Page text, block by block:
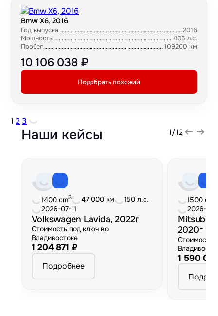
Bmw X6, 2016
Год выпуска
2016
Мощность
403 л.с.
Пробег
109200 км
10 106 038 ₽
Подобрать похожий
1 2 3
Наши кейсы 1/12
1400 cm3 47 000 км
150 л.с.
2026-07-11
Volkswagen Lavida, 2022г
Стоимость под ключ во
Владивостоке
1 204 871 ₽
Подробнее
1500 cm
2026-
2020г
Стоимость
1 590